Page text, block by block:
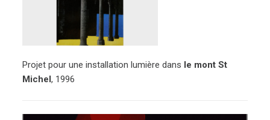
Projet pour une installation lumière dans le mont St
Michel, 1996